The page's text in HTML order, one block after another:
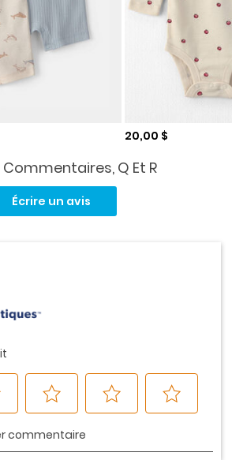
Prix de solde
20,00 $
Q Et R
Écrire un avis